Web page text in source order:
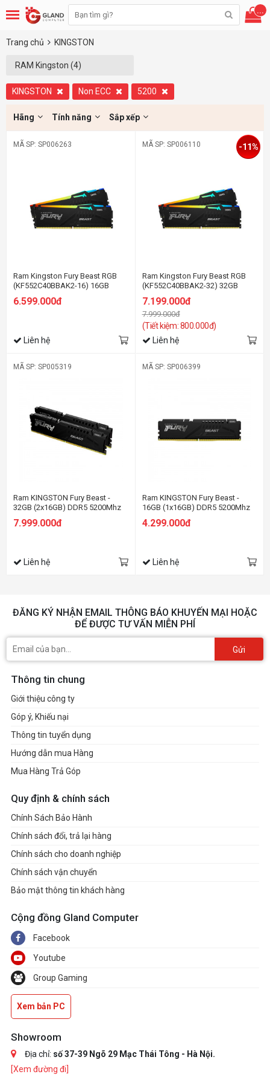
...
Trang chủ KINGSTON
RAM Kingston (4)
KINGSTON Non ECC 5200
Hãng Tính năng Sắp xếp
MÃ SP: SP006263
Ram Kingston Fury Beast RGB
(KF552C40BBAK2-16) 16GB
6.599.000đ
Liên hệ
MÃ SP: SP006110
Ram Kingston Fury Beast RGB
(KF552C40BBAK2-32) 32GB
7.199.000đ
7.999.000đ
(Tiết kiệm: 800.000đ)
-11%
Liên hệ
MÃ SP: SP005319
Ram KINGSTON Fury Beast -
32GB (2x16GB) DDR5 5200Mhz
7.999.000đ
Liên hệ
MÃ SP: SP006399
Ram KINGSTON Fury Beast -
16GB (1x16GB) DDR5 5200Mhz
4.299.000đ
Liên hệ
ĐĂNG KÝ NHẬN EMAIL THÔNG BÁO KHUYẾN MẠI HOẶC
ĐỂ ĐƯỢC TƯ VẤN MIỄN PHÍ
Gửi
Thông tin chung
Giới thiệu công ty
Góp ý, Khiếu nại
Thông tin tuyển dụng
Hướng dẫn mua Hàng
Mua Hàng Trả Góp
Quy định & chính sách
Chính Sách Bảo Hành
Chính sách đổi, trả lại hàng
Chính sách cho doanh nghiệp
Chính sách vận chuyển
Bảo mật thông tin khách hàng
Cộng đồng Gland Computer
Facebook
Youtube
Group Gaming
Xem bản PC
Showroom
Địa chỉ: số 37-39 Ngõ 29 Mạc Thái Tông - Hà Nội.
[Xem đường đi]